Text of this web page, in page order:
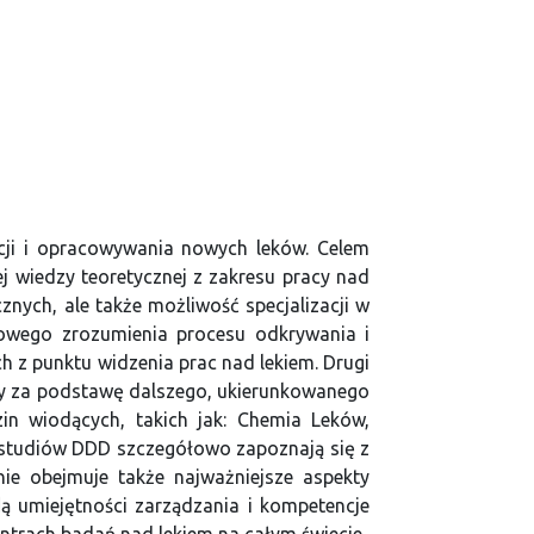
i opracowywania nowych leków. Celem
wiedzy teoretycznej z zakresu pracy nad
ale także możliwość specjalizacji w
zrozumienia procesu odkrywania i
punktu widzenia prac nad lekiem. Drugi
za podstawę dalszego, ukierunkowanego
wiodących, takich jak: Chemia Leków,
DDD szczegółowo zapoznają się z
obejmuje także najważniejsze aspekty
umiejętności zarządzania i kompetencje